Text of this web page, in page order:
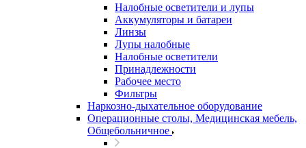
Налобные осветители и лупы
Аккумуляторы и батареи
Линзы
Лупы налобные
Налобные осветители
Принадлежности
Рабочее место
Фильтры
Наркозно-дыхательное оборудование
Операционные столы, Медицинская мебель,
Общебольничное